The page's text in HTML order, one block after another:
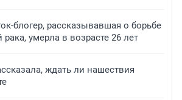
блогер, рассказывавшая о борьбе
умерла в возрасте 26 лет
ждать ли нашествия